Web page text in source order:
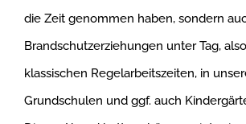
die Zeit genommen haben, sondern
Brandschutzerziehungen unter Tag,
klassischen Regelarbeitszeiten, in
Grundschulen und ggf. auch